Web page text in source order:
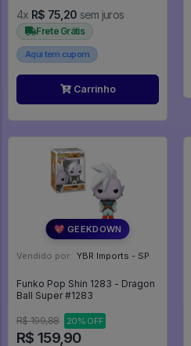
4x R$ 75,20 sem juros
Frete Grátis
Aqui tem cupom
Carrinho
💖 GEEKDOWN
Vendido por: YBR Imports - SP
Funko Pop Shin 1283 - Dragon
Ball Super #1283
R$ 199,88 20% OFF
R$ 159,90